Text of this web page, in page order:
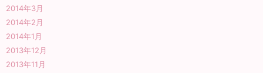
2014年3月
2014年2月
2014年1月
2013年12月
2013年11月